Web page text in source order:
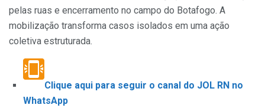
pelas ruas e encerramento no campo do Botafogo. A
mobilização transforma casos isolados em uma ação
coletiva estruturada.
Clique aqui para seguir o canal do JOL RN no
WhatsApp